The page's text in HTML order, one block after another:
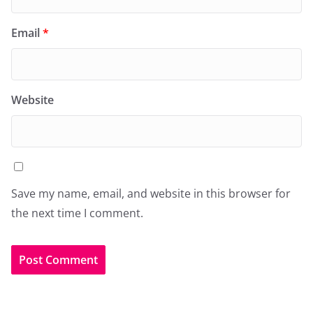
Email*
Website
Save my name, email, and website in this browser for
the next time I comment.